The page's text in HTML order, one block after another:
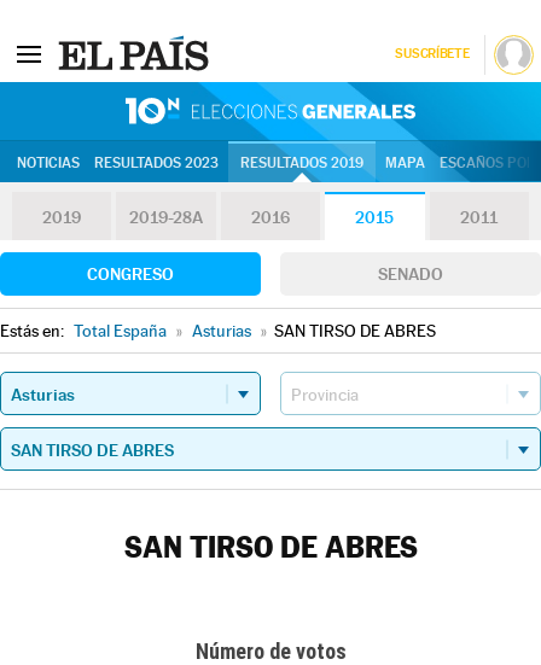
SUSCRÍBETE
NOTICIAS RESULTADOS 2023 RESULTADOS 2019 MAPA ESCAÑOS
2019 2019-28A 2016 2015 2011
CONGRESO SENADO
Estás en: Total España » Asturias » SAN TIRSO DE ABRES
SAN TIRSO DE ABRES
Número de votos